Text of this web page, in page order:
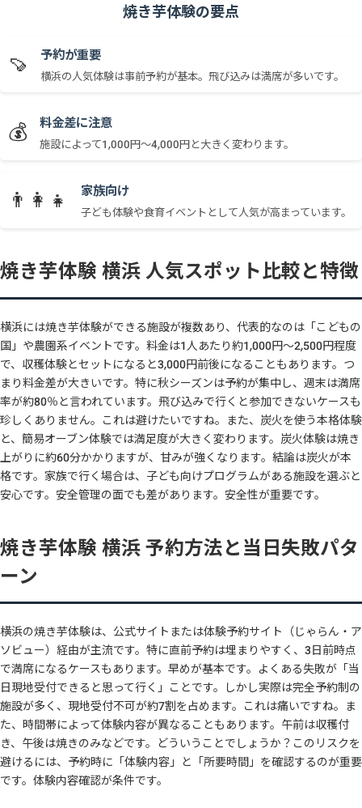
焼き芋体験の要点
🍠 予約が重要
横浜の人気体験は事前予約が基本。飛び込みは満席が多いです。
💰 料金差に注意
施設によって1,000円〜4,000円と大きく変わります。
👨‍👩‍👧 家族向け
子ども体験や食育イベントとして人気が高まっています。
焼き芋体験 横浜 人気スポット比較と特徴
横浜には焼き芋体験ができる施設が複数あり、代表的なのは「こどもの
国」や農園系イベントです。料金は1人あたり約1,000円〜2,500円程度
で、収穫体験とセットになると3,000円前後になることもあります。つ
まり料金差が大きいです。特に秋シーズンは予約が集中し、週末は満席
率が約80％と言われています。飛び込みで行くと参加できないケースも
珍しくありません。これは避けたいですね。また、炭火を使う本格体験
と、簡易オーブン体験では満足度が大きく変わります。炭火体験は焼き
上がりに約60分かかりますが、甘みが強くなります。結論は炭火が本
格です。家族で行く場合は、子ども向けプログラムがある施設を選ぶと
安心です。安全管理の面でも差があります。安全性が重要です。
焼き芋体験 横浜 予約方法と当日失敗パタ
ーン
横浜の焼き芋体験は、公式サイトまたは体験予約サイト（じゃらん・ア
ソビュー）経由が主流です。特に直前予約は埋まりやすく、3日前時点
で満席になるケースもあります。早めが基本です。よくある失敗が「当
日現地受付できると思って行く」ことです。しかし実際は完全予約制の
施設が多く、現地受付不可が約7割を占めます。これは痛いですね。ま
た、時間帯によって体験内容が異なることもあります。午前は収穫付
き、午後は焼きのみなどです。どういうことでしょうか？このリスクを
避けるには、予約時に「体験内容」と「所要時間」を確認するのが重要
です。体験内容確認が条件です。